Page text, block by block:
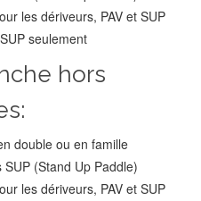
les dériveurs, PAV et SUP
seulement
hors
double ou en famille
(Stand Up Paddle)
les dériveurs, PAV et SUP